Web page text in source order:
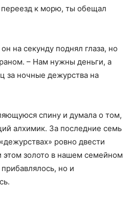
переезд к морю, ты обещал
на секунду поднял глаза, но
– Нам нужны деньги, а
за ночные дежурства на
спину и думала о том,
алхимик. За последние семь
ровно двести
этом золото в нашем семейном
но и